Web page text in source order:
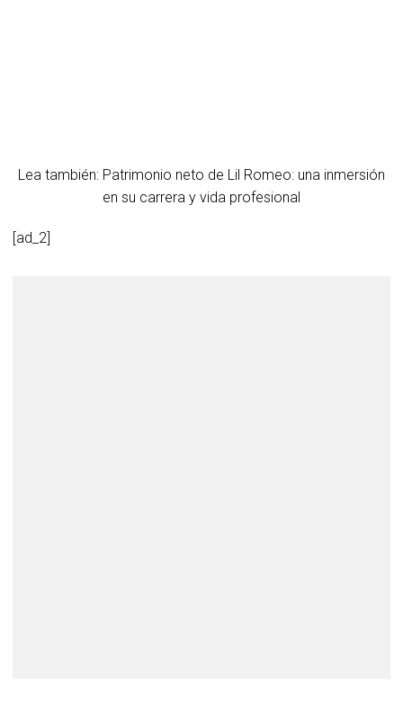
Lea también: Patrimonio neto de Lil Romeo: una inmersión
en su carrera y vida profesional
[ad_2]